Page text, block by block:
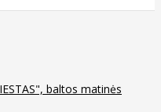
baltos matinės